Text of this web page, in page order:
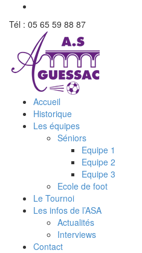
Tél : 05 65 59 88 87
Accueil
Historique
Les équipes
Séniors
Equipe 1
Equipe 2
Equipe 3
Ecole de foot
Le Tournoi
Les infos de l’ASA
Actualités
Interviews
Contact